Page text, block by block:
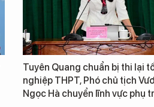
Tuyên Quang chuẩn bị thi lại
nghiệp THPT, Phó chủ tịch
Ngọc Hà chuyển lĩnh vực phụ